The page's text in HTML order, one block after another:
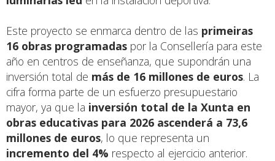
Este proyecto se enmarca dentro de las primeiras
16 obras programadas por la Consellería para este
año en centros de enseñanza, que supondrán una
inversión total de más de 16 millones de euros. La
cifra forma parte de un esfuerzo presupuestario
mayor, ya que la inversión total de la Xunta en
obras educativas para 2026 ascenderá a 73,6
millones de euros, lo que representa un
incremento del 4% respecto al ejercicio anterior.